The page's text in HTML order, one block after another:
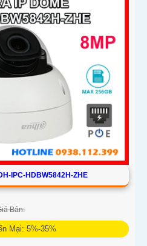
IPC-HDBW5842H-ZHE
Bán:
Mại: 5%-35%